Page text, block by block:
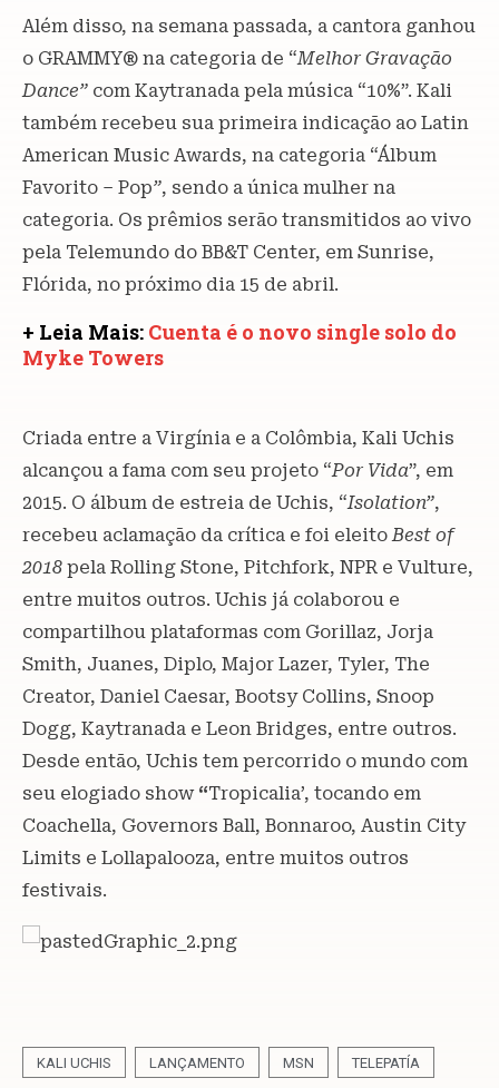
Além disso, na semana passada, a cantora ganhou
o GRAMMY® na categoria de “Melhor Gravação
Dance” com Kaytranada pela música “10%”. Kali
também recebeu sua primeira indicação ao Latin
American Music Awards, na categoria “Álbum
Favorito – Pop”, sendo a única mulher na
categoria. Os prêmios serão transmitidos ao vivo
pela Telemundo do BB&T Center, em Sunrise,
Flórida, no próximo dia 15 de abril.
+ Leia Mais: Cuenta é o novo single solo do
Myke Towers
Criada entre a Virgínia e a Colômbia, Kali Uchis
alcançou a fama com seu projeto “Por Vida”, em
2015. O álbum de estreia de Uchis, “Isolation”,
recebeu aclamação da crítica e foi eleitoBest of
2018 pela Rolling Stone, Pitchfork, NPR e Vulture,
entre muitos outros. Uchis já colaborou e
compartilhou plataformas com Gorillaz, Jorja
Smith, Juanes, Diplo, Major Lazer, Tyler, The
Creator, Daniel Caesar, Bootsy Collins, Snoop
Dogg, Kaytranada e Leon Bridges, entre outros.
Desde então, Uchis tem percorrido o mundo com
seu elogiado show“Tropicalia’, tocando em
Coachella, Governors Ball, Bonnaroo, Austin City
Limits e Lollapalooza, entre muitos outros
festivais.
KALI UCHIS LANÇAMENTO MSN TELEPATÍA